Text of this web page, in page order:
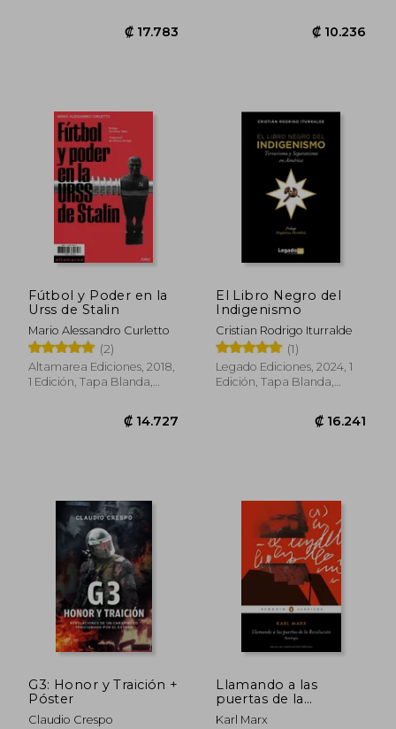
₡ 7.017
₡ 17.783
Fútbol y Poder en la
Urss de Stalin
Mario Alessandro Curletto
(2)
Altamarea Ediciones, 2018,
1 Edición, Tapa Blanda,
El Libro Negro del
Indigenismo
Cristian Rodrigo Iturralde
(1)
Legado Ediciones, 2024, 1
Edición, Tapa Blanda,
G3: Honor y Traición +
Póster
Claudio Crespo
Llamando a las
puertas de la
revolución
Karl Marx